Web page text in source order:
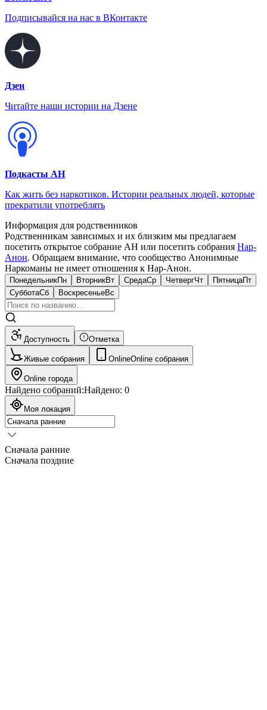
Подписывайся на нас в ВКонтакте
Дзен
Читайте наши истории на Дзене
Подкасты АН
Как жить без наркотиков. Истории реальных людей, которые
прекратили употреблять
Информация для родственников
Родственникам зависимых и их близким мы предлагаем
посетить открытое собрание АН или посетить собрания Нар-
Анон. Обращаем внимание, что сообщество Анонимные
Наркоманы не имеет отношения к Нар-Анон.
ПонедельникПн ВторникВт СредаСр ЧетвергЧт ПятницаПт
СубботаСб ВоскресеньеВс
Доступность Отметка
Живые собрания OnlineOnline собрания
Online города
Найдено собраний:Найдено: 0
Моя локация
Сначала ранние
Сначала поздние